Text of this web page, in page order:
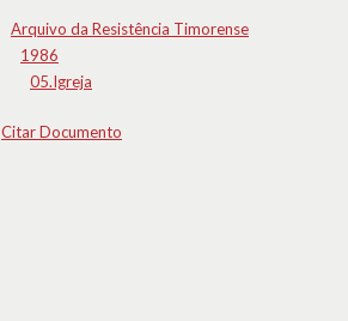
Arquivo da Resistência Timorense
1986
05.Igreja
Citar Documento